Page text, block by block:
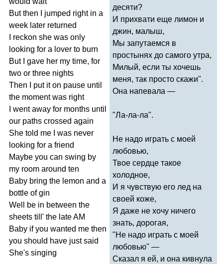
But then jumped right in a
week later returned
reckon she was only
looking for a lover to burn
But
gave her my time, for
two or three nights
Then
put it on pause until
the moment was right
went away for months until
our paths crossed again
She told me was never
looking for a friend
Maybe you can swing by
my room around ten
Baby bring the lemon and a
bottle of gin
Well
be in between the
sheets till' the lateAM
Baby if you wanted me then
you should have just said
She's singing
десяти?
И прихвати еще лимон и
джин, малыш,
Мы запутаемся в
простынях до самого утра,
Милый, если ты хочешь
меня, так просто скажи".
Она напевала —
"Ла-ла-ла".
Не надо играть с моей
любовью,
Твое сердце такое
холодное,
И я чувствую его лед на
своей коже,
Я даже не хочу ничего
знать, дорогая,
"Не надо играть с моей
любовью" —
Сказал я ей, и она кивнула